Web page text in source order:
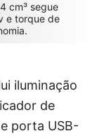
cm³ segue
e torque de
iluminação
de
porta USB-